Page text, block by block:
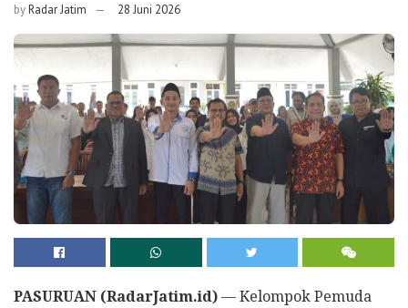
byRadar Jatim 28 Juni 2026
PASURUAN (RadarJatim.id) — Kelompok Pemuda